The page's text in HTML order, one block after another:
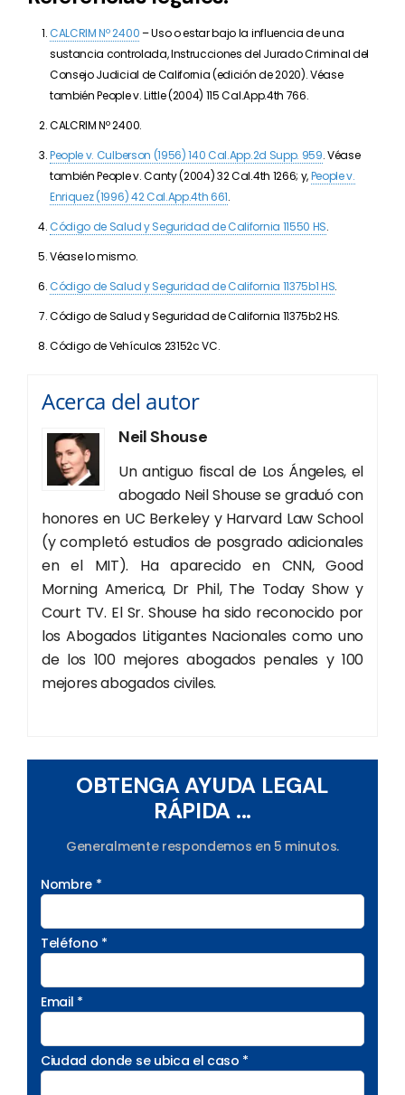
CALCRIM Nº 2400– Uso o estar bajo la influencia de una
sustancia controlada, Instrucciones del Jurado Criminal del
Consejo Judicial de California (edición de 2020). Véase
también People v. Little (2004) 115 Cal.App.4th 766.
CALCRIM Nº 2400.
People v. Culberson (1956) 140 Cal.App.2d Supp. 959. Véase
también People v. Canty (2004) 32 Cal.4th 1266; y,People v.
Enriquez (1996) 42 Cal.App.4th 661.
Código de Salud y Seguridad de California 11550 HS.
Véase lo mismo.
Código de Salud y Seguridad de California 11375b1 HS.
Código de Salud y Seguridad de California 11375b2 HS.
Código de Vehículos 23152c VC.
Acerca del autor
Neil Shouse
Un antiguo fiscal de Los Ángeles, el
abogado Neil Shouse se graduó con
honores en UC Berkeley y Harvard Law School
(y completó estudios de posgrado adicionales
en el MIT). Ha aparecido en CNN, Good
Morning America, Dr Phil, The Today Show y
Court TV. El Sr. Shouse ha sido reconocido por
los Abogados Litigantes Nacionales como uno
de los 100 mejores abogados penales y 100
mejores abogados civiles.
OBTENGA AYUDA LEGAL
RÁPIDA ...
Generalmente respondemos en 5 minutos.
Nombre *
Teléfono *
Email *
Ciudad donde se ubica el caso *